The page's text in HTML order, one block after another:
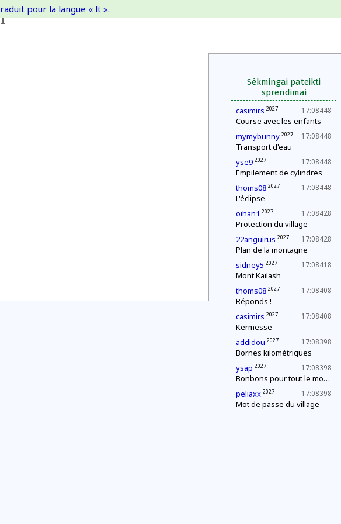
pour la langue « lt ».
Sėkmingai pateikti
sprendimai
17:08448
casimirs 2027
Course avec les enfants
17:08448
mymybunny 2027
Transport d'eau
17:08448
yse9 2027
Empilement de cylindres
17:08448
thoms08 2027
L'éclipse
17:08428
oihan1 2027
Protection du village
17:08428
22anguirus 2027
Plan de la montagne
17:08418
sidney5 2027
Mont Kailash
17:08408
thoms08 2027
Réponds !
17:08408
casimirs 2027
Kermesse
17:08398
addidou 2027
Bornes kilométriques
17:08398
ysap 2027
Bonbons pour tout le monde !
17:08398
peliaxx 2027
Mot de passe du village